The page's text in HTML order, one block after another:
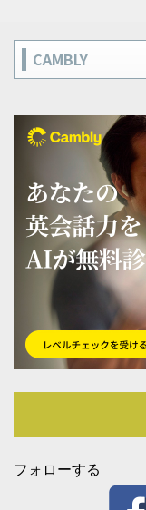
CAMBLY
フォローする